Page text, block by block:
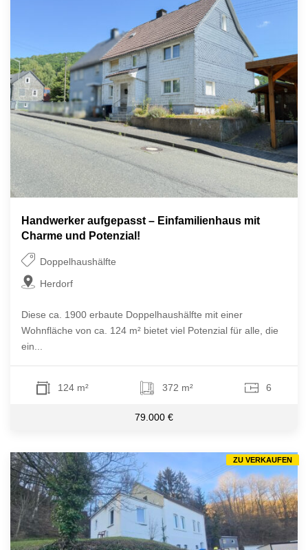
Handwerker aufgepasst – Einfamilienhaus mit
Charme und Potenzial!
Doppelhaushälfte
Herdorf
Diese ca. 1900 erbaute Doppelhaushälfte mit einer
Wohnfläche von ca. 124 m² bietet viel Potenzial für alle, die
ein...
124 m² 372 m² 6
79.000 €
ZU VERKAUFEN